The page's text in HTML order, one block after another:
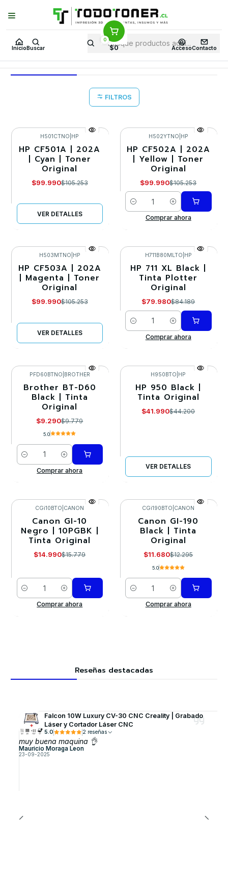
Inicio Buscar
0
$0 AccesoContacto
Puedes Elegir: Comprar enTienda· Despachoa Todo Chile · Retiro en
Tienda en24 Horas
Inicio CBD 6
CBD 6
FILTROS
-5%
Agotado
H501CTNO HP
HP CF501A | 202A
| Cyan | Toner
Original
$99.990$105.253
VER DETALLES
-5%
H502YTNO HP
HP CF502A | 202A
| Yellow | Toner
Original
$99.990$105.253
Cantidad
Comprar ahora
-5%
Agotado
H503MTNO HP
HP CF503A | 202A
| Magenta | Toner
Original
$99.990$105.253
VER DETALLES
-5%
H711B80MLTO HP
HP 711 XL Black |
Tinta Plotter
Original
$79.980$84.189
Cantidad
Comprar ahora
-5%
PFD60BTNO BROTHER
Brother BT-D60
Black | Tinta
Original
$9.290$9.779
5.0
Cantidad
Comprar ahora
-5%
H950BTO HP
HP 950 Black |
Tinta Original
$41.990$44.200
VER DETALLES
-5%
CGi10BTO CANON
Canon GI-10
Negro | 10PGBK |
Tinta Original
$14.990$15.779
Cantidad
Comprar ahora
-5%
CGi190BTO CANON
Canon GI-190
Black | Tinta
Original
$11.680$12.295
5.0
Cantidad
Comprar ahora
Reseñas destacadas
Falcon 10W Luxury CV-30 CNC Creality | Grabado
Láser y Cortador Láser CNC
5.0 2 reseñas
muy buena maquina 👌
Mauricio Moraga Leon
23-09-2025